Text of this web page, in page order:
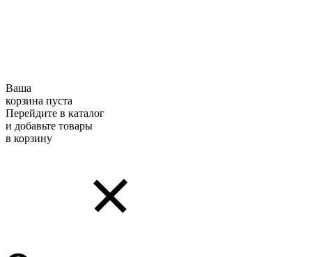
Ваша
корзина пуста
Перейдите в каталог
и добавьте товары
в корзину